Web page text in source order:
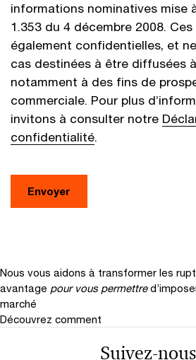
informations nominatives mise
1.353 du 4 décembre 2008.
également confidentielles, et
cas destinées à être diffusées
notamment à des fins de
commerciale. Pour plus
invitons à consulter notre
confidentialité.
Envoyer
Nous vous aidons à transformer les
avantage pour vous permettre
marché
Découvrez comment
Suivez-nous